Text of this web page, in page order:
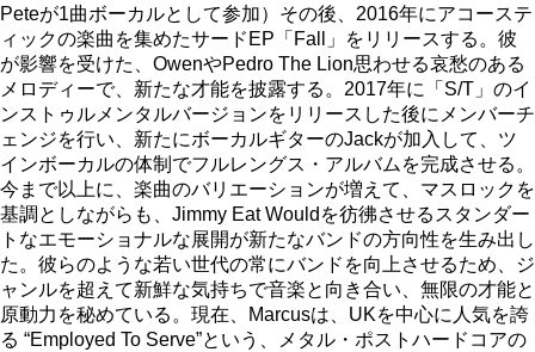
Peteが1曲ボーカルとして参加）その後、2016年にアコーステ
ィックの楽曲を集めたサードEP「Fall」をリリースする。彼
が影響を受けた、OwenやPedro The Lion思わせる哀愁のある
メロディーで、新たな才能を披露する。2017年に「S/T」のイ
ンストゥルメンタルバージョンをリリースした後にメンバーチ
ェンジを行い、新たにボーカルギターのJackが加入して、ツ
インボーカルの体制でフルレングス・アルバムを完成させる。
今まで以上に、楽曲のバリエーションが増えて、マスロックを
基調としながらも、Jimmy Eat Wouldを彷彿させるスタンダー
トなエモーショナルな展開が新たなバンドの方向性を生み出し
た。彼らのような若い世代の常にバンドを向上させるため、ジ
ャンルを超えて新鮮な気持ちで音楽と向き合い、無限の才能と
原動力を秘めている。現在、Marcusは、UKを中心に人気を誇
る “Employed To Serve”という、メタル・ポストハードコアの